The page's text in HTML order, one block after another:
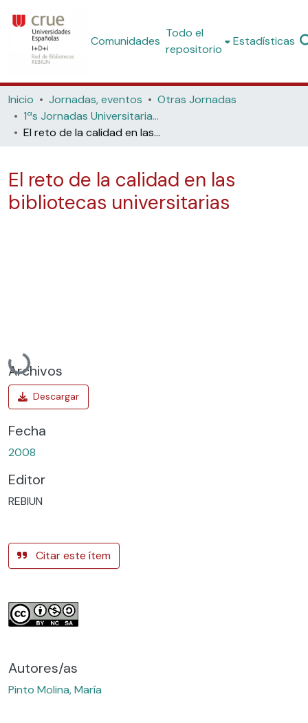
Comunidades
Todo el
repositorio
Estadísticas
Inicio Jornadas, eventos
Otras Jornadas
1ªs Jornadas Universitarias de Calidad y Bibliotecas: los retos de la calidad (Huesca, 16 al 19 de julio de 2008)
El reto de la calidad en las bibliotecas universitarias
El reto de la calidad en las
bibliotecas universitarias
Cargando...
Archivos
Fecha
2008
Editor
REBIUN
Citar este ítem
Autores/as
Pinto Molina, María